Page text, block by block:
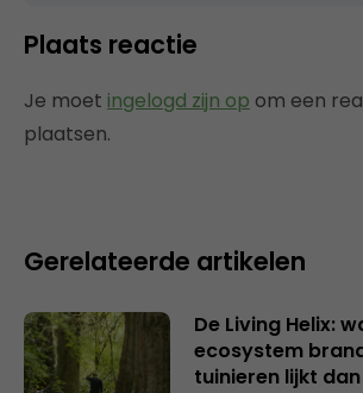
Plaats reactie
Je moet ingelogd zijn op om een
plaatsen.
Gerelateerde artikelen
De Living Helix:
ecosystem
tuinieren lijkt